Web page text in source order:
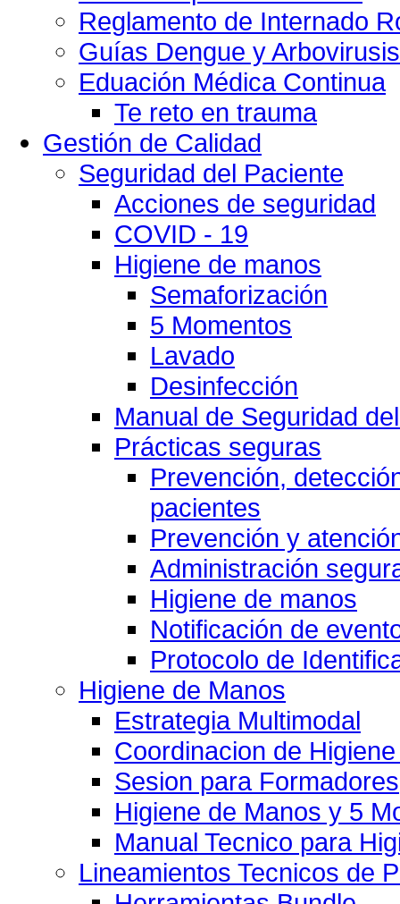
Reglamento de Internado
Guías Dengue y
Eduación Médica Continua
Te reto en trauma
Gestión de Calidad
Seguridad del Paciente
Acciones de seguridad
COVID - 19
Higiene de manos
Semaforización
5 Momentos
Lavado
Desinfección
Manual de Seguridad
Prácticas seguras
Prevención,
pacientes
Prevención y
Administración
Higiene de manos
Notificación de
Protocolo de
Higiene de Manos
Estrategia Multimodal
Coordinacion de
Sesion para
Higiene de Manos y 5
Manual Tecnico para
Lineamientos Tecnicos de